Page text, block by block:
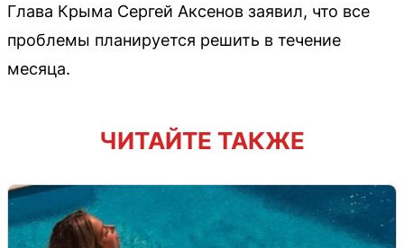
Глава Крыма Сергей Аксенов заявил, что все
проблемы планируется решить в течение
месяца.
ЧИТАЙТЕ ТАКЖЕ